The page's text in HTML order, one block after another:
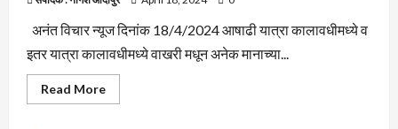
देण्यात
येत
आहे
अनंत विचार न्यूज दिनांक 18/4/2024 आषाढी यात्रा कालावधीमध्ये व
इतर यात्रा कालावधीमध्ये वाखरी मधून अनेक मानाच्या...
Read MoreRead
more